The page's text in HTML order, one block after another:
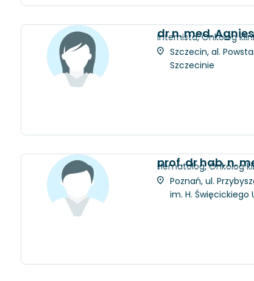
dr n. med.
Internista, Onkolog
Szczecin, al.
Szczecinie
prof. dr hab. n.
Hematolog, Onkolog
Poznań, ul.
im. H. Święcickiego